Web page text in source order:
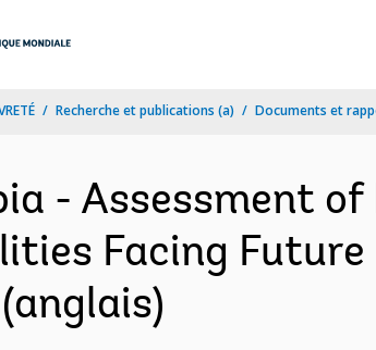
Recherche et publications (a) Documents et
- Assessment of
Facing